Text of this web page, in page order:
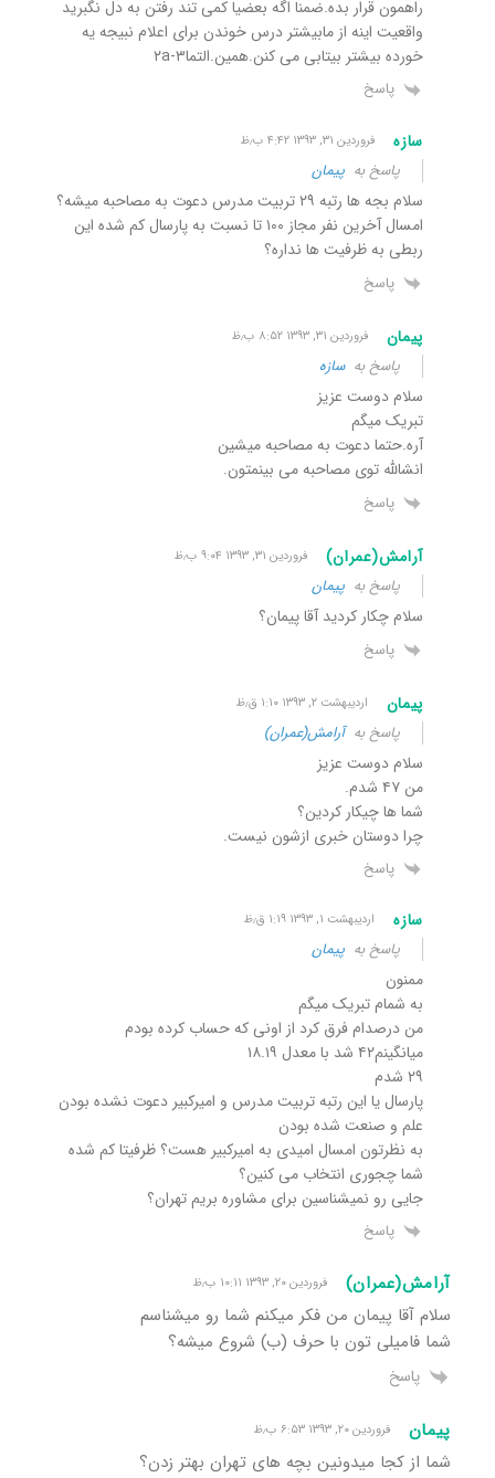
راهمون قرار بده.ضمنا اگه بعضیا کمی تند رفتن به دل نگبرید
واقعیت اینه از مابیشتر درس خوندن برای اعلام نبیجه یه
خورده بیشتر بیتابی می کنن.همین.التما۳-۲a
پاسخ
سازه فروردین ۳۱, ۱۳۹۳ ۴:۴۲ ب٫ظ
پاسخ به پیمان
سلام بجه ها رتبه ۲۹ تربیت مدرس دعوت به مصاحبه میشه؟
امسال آخرین نفر مجاز ۱۰۰ تا نسبت به پارسال کم شده این
ربطی به ظرفیت ها نداره؟
پاسخ
پیمان فروردین ۳۱, ۱۳۹۳ ۸:۵۲ ب٫ظ
پاسخ بهسازه
سلام دوست عزیز
تبریک میگم
آره.حتما دعوت به مصاحبه میشین
انشالله توی مصاحبه می بینمتون.
پاسخ
آرامش(عمران) فروردین ۳۱, ۱۳۹۳ ۹:۰۴ ب٫ظ
پاسخ به پیمان
سلام چکار کردید آقا پیمان؟
پاسخ
پیمان اردیبهشت ۲, ۱۳۹۳ ۱:۱۰ ق٫ظ
پاسخ بهآرامش(عمران)
سلام دوست عزیز
من ۴۷ شدم.
شما ها چیکار کردین؟
چرا دوستان خبری ازشون نیست.
پاسخ
سازه اردیبهشت ۱, ۱۳۹۳ ۱:۱۹ ق٫ظ
پاسخ به پیمان
ممنون
به شمام تبریک میگم
من درصدام فرق کرد از اونی که حساب کرده بودم
میانگینم۴۲ شد با معدل ۱۸.۱۹
۲۹ شدم
پارسال یا این رتبه تربیت مدرس و امیرکبیر دعوت نشده بودن
علم و صنعت شده بودن
به نظرتون امسال امیدی به امیرکبیر هست؟ ظرفیتا کم شده
شما چجوری انتخاب می کنین؟
جایی رو نمیشناسین برای مشاوره بریم تهران؟
پاسخ
آرامش(عمران) فروردین ۲۰, ۱۳۹۳ ۱۰:۱۱ ب٫ظ
سلام آقا پیمان من فکر میکنم شما رو میشناسم
شما فامیلی تون با حرف (ب) شروع میشه؟
پاسخ
پیمان فروردین ۲۰, ۱۳۹۳ ۶:۵۳ ب٫ظ
شما از کجا میدونین بچه های تهران بهتر زدن؟